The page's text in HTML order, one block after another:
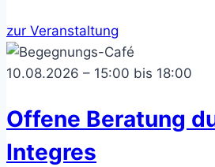
zur Veranstaltung
10.08.2026 – 15:00 bis 18:00
Offene Beratung
Integres